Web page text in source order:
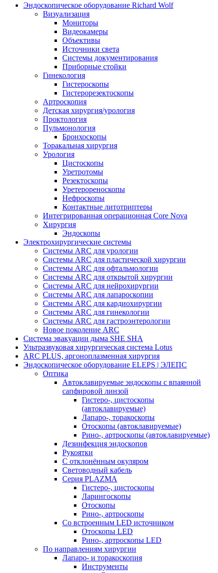
Эндоскопическое оборудование Richard Wolf
Визуализация
Мониторы
Видеокамеры
Объективы
Источники света
Системы документирования
Приборные стойки
Гинекология
Гистероскопы
Гистерорезектоскопы
Артроскопия
Детская хирургия/урология
Проктология
Пульмонология
Бронхоскопы
Торакальная хирургия
Урология
Цистоскопы
Уретротомы
Резектоскопы
Уретерореноскопы
Нефроскопы
Контактные литотриптеры
Интегрированная операционная Core Nova
Хирургия
Эндоскопы
Электрохирургические системы
Системы ARC для урологии
Системы ARC для пластической хирургии
Системы ARC для офтальмологии
Системы ARC для открытой хирургии
Системы ARC для нейрохирургии
Системы ARC для лапароскопии
Системы ARC для кардиохирургии
Системы ARC для гинекологии
Системы ARC для гастроэнтерологии
Новое поколение ARC
Система эвакуации дыма SHE SHA
Ультразвуковая хирургическая система Lotus
ARC PLUS, аргоноплазменная хирургия
Эндоскопическое оборудование ELEPS | ЭЛЕПС
Оптика
Автоклавируемые эндоскопы с впаянной
сапфировой линзой
Гистеро-, цистоскопы
(автоклавируемые)
Лапаро-, торакоскопы
Отоскопы (автоклавируемые)
Рино-, артроскопы (автоклавируемые)
Дезинфекция эндоскопов
Рукоятки
С отклонённым окуляром
Световодный кабель
Серия PLAZMA
Гистеро-, цистоскопы
Ларингоскопы
Отоскопы
Рино-, артроскопы
Со встроенным LED источником
Отоскопы LED
Рино-, артроскопы LED
По направлениям хирургии
Лапаро- и торакоскопия
Инструменты